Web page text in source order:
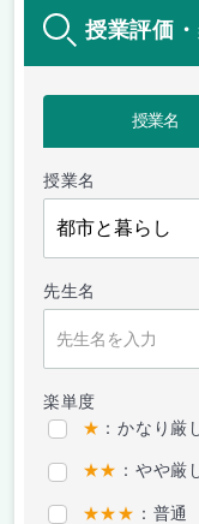
授業評価
授業名
授業名
先生名
楽単度
★ ：かなり厳
★★ ：やや厳
★★★ ：普通